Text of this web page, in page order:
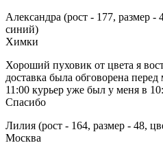
Александра (рост - 177, размер -
синий)
Химки
Хороший пуховик от цвета я
доставка была обговорена
11:00 курьер уже был у меня в
Спасибо
Лилия (рост - 164, размер - 48,
Москва